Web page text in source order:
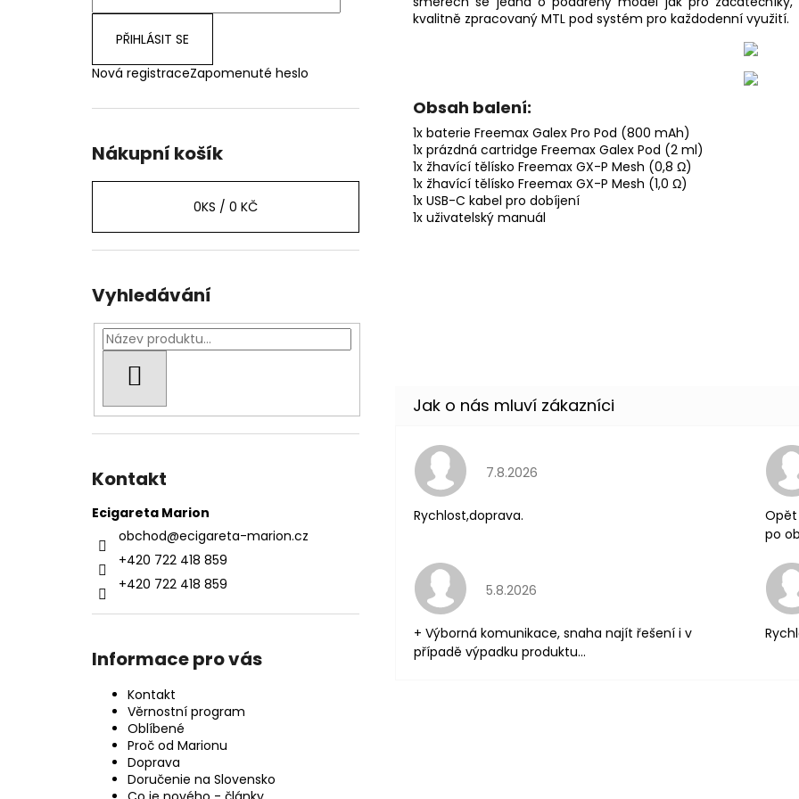
PŘIHLÁSIT SE
Nová registraceZapomenuté heslo
Nákupní košík
0KS / 0 KČ
Vyhledávání
Kontakt
Ecigareta Marion
obchod@ecigareta-marion.cz
+420 722 418 859
+420 722 418 859
Informace pro vás
Kontakt
Věrnostní program
Oblíbené
Proč od Marionu
Doprava
Doručenie na Slovensko
kvalitně zpracovaný MTL pod systém pro každodenní využití.
Obsah balení:
1x baterie Freemax Galex Pro Pod (800 mAh)
1x prázdná cartridge Freemax Galex Pod (2 ml)
1x žhavící tělísko Freemax GX-P Mesh (0,8 Ω)
1x žhavící tělísko Freemax GX-P Mesh (1,0 Ω)
1x USB-C kabel pro dobíjení
1x uživatelský manuál
Hodnocení obchodu je 5 z 5 hvězdiček.
7.8.2026
Rychlost,doprava.
po
Hodnocení obchodu je 5 z 5 hvězdiček.
5.8.2026
+ Výborná komunikace, snaha najít řešení i v
případě výpadku produktu...